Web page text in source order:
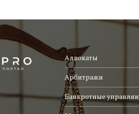
Адвокаты
Арбитражи
Банкротные